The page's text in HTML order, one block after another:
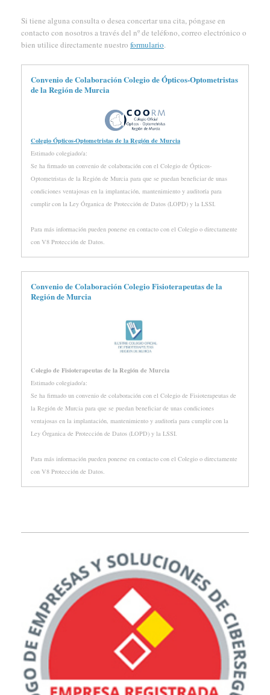
Si tiene alguna consulta o desea concertar una cita, póngase en
contacto con nosotros a través del nº de teléfono, correo electrónico o
bien utilice directamente nuestro formulario.
Convenio de Colaboración Colegio de Ópticos-Optometristas
de la Región de Murcia
Colegio Ópticos-Optometristas de la Región de Murcia
Estimado colegiado/a:
Se ha firmado un convenio de colaboración con el Colegio de Ópticos-
Optometristas de la Región de Murcia para que se puedan beneficiar de unas
condiciones ventajosas en la implantación, mantenimiento y auditoría para
cumplir con la Ley Órganica de Protección de Datos (LOPD) y la LSSI.
Para más información pueden ponerse en contacto con el Colegio o directamente
con V8 Protección de Datos.
Convenio de Colaboración Colegio Fisioterapeutas de la
Región de Murcia
Colegio de Fisioterapeutas de la Región de Murcia
Estimado colegiado/a:
Se ha firmado un convenio de colaboración con el Colegio de Fisioterapeutas de
la Región de Murcia para que se puedan beneficiar de unas condiciones
ventajosas en la implantación, mantenimiento y auditoría para cumplir con la
Ley Órganica de Protección de Datos (LOPD) y la LSSI.
Para más información pueden ponerse en contacto con el Colegio o directamente
con V8 Protección de Datos.